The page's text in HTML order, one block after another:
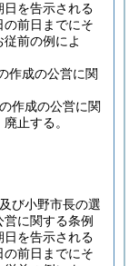
を告示される
前日までにそ
前の例によ
作成の公営に関
作成の公営に関
廃止する。
び小野市長の選
に関する条例
を告示される
前日までにそ